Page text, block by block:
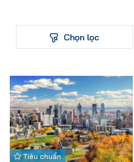
Chọn lọc
Tiêu chuẩn